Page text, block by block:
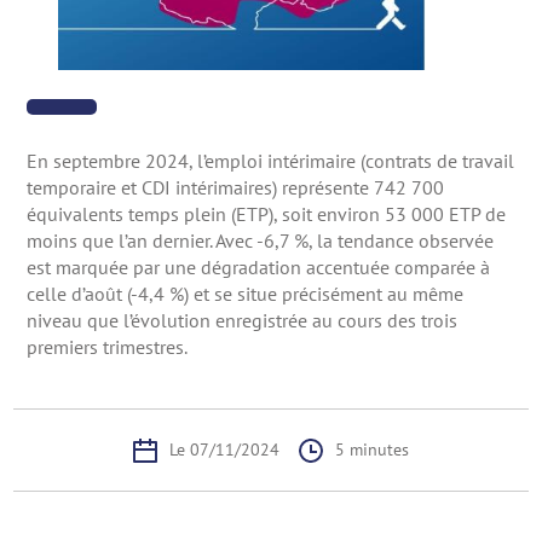
En septembre 2024, l’emploi intérimaire (contrats de travail
temporaire et CDI intérimaires) représente 742 700
équivalents temps plein (ETP), soit environ 53 000 ETP de
moins que l’an dernier. Avec -6,7 %, la tendance observée
est marquée par une dégradation accentuée comparée à
celle d’août (-4,4 %) et se situe précisément au même
niveau que l’évolution enregistrée au cours des trois
premiers trimestres.
Le 07/11/2024 5 minutes